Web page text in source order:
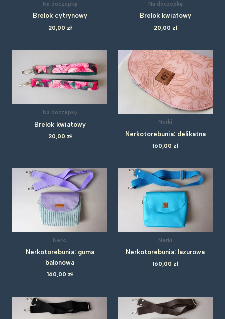
Na doczepkę
Brelok cytrynowy
20,00 zł
Na doczepkę
Brelok kwiatowy
20,00 zł
Na doczepkę
Brelok kwiatowy
20,00 zł
Nerki
Nerkotorebunia: delikatna
160,00 zł
Nerki
Nerkotorebunia: guma
balonowa
160,00 zł
Nerki
Nerkotorebunia: lazurowa
160,00 zł